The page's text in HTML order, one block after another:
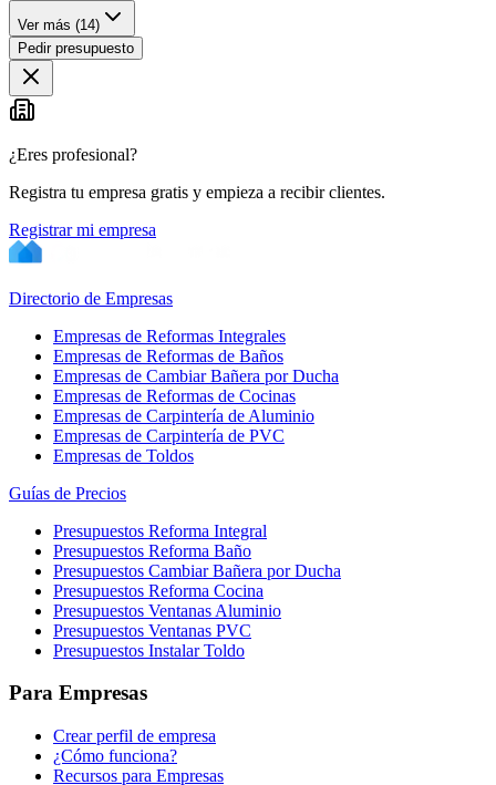
Ver más (14)
Pedir presupuesto
¿Eres profesional?
Registra tu empresa gratis y empieza a recibir clientes.
Registrar mi empresa
Directorio de Empresas
Empresas de Reformas Integrales
Empresas de Reformas de Baños
Empresas de Cambiar Bañera por Ducha
Empresas de Reformas de Cocinas
Empresas de Carpintería de Aluminio
Empresas de Carpintería de PVC
Empresas de Toldos
Guías de Precios
Presupuestos Reforma Integral
Presupuestos Reforma Baño
Presupuestos Cambiar Bañera por Ducha
Presupuestos Reforma Cocina
Presupuestos Ventanas Aluminio
Presupuestos Ventanas PVC
Presupuestos Instalar Toldo
Para Empresas
Crear perfil de empresa
¿Cómo funciona?
Recursos para Empresas